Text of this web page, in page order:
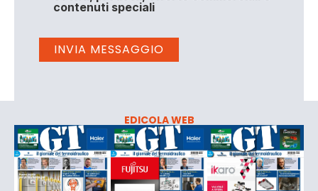
contenuti speciali
EDICOLA WEB